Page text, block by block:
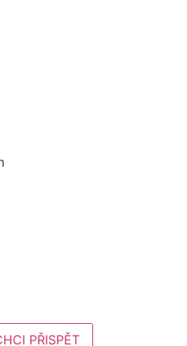
PŘISPĚT